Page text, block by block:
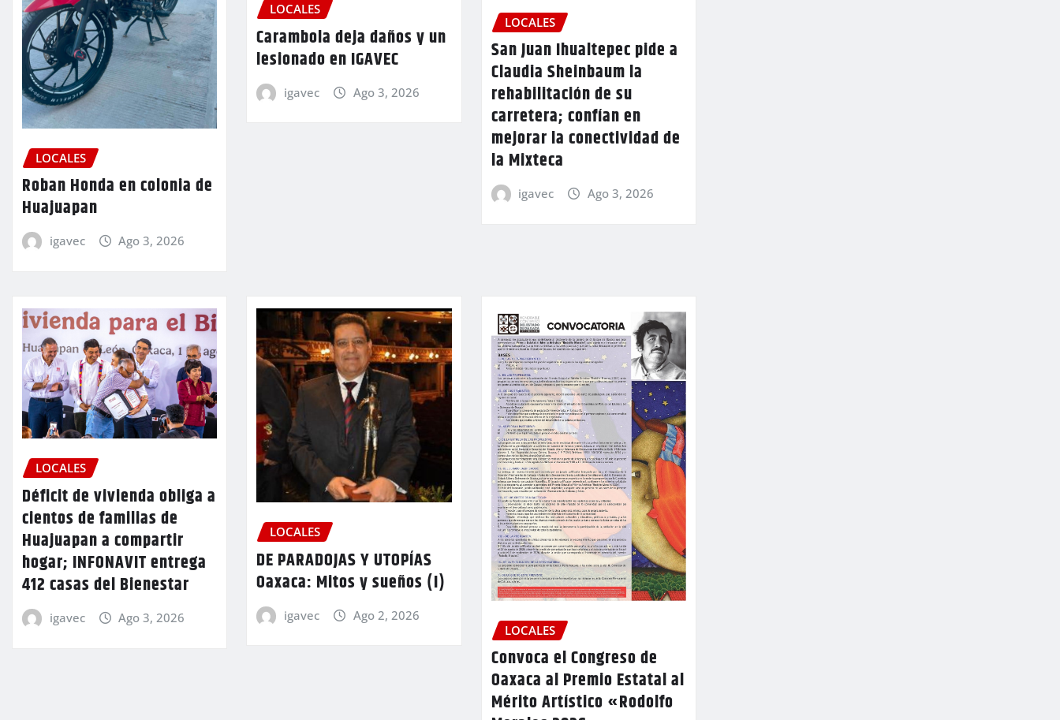
LOCALES
Roban Honda en colonia de
Huajuapan
igavec Ago 3, 2026
LOCALES
Carambola deja daños y un
lesionado en IGAVEC
igavec Ago 3, 2026
LOCALES
San Juan Ihualtepec pide a
Claudia Sheinbaum la
rehabilitación de su
carretera; confían en
mejorar la conectividad de
la Mixteca
igavec Ago 3, 2026
LOCALES
Déficit de vivienda obliga a
cientos de familias de
Huajuapan a compartir
hogar; INFONAVIT entrega
412 casas del Bienestar
igavec Ago 3, 2026
LOCALES
DE PARADOJAS Y UTOPÍAS
Oaxaca: Mitos y sueños (I)
igavec
Ago 2, 2026
LOCALES
Convoca el Congreso de
Oaxaca al Premio Estatal al
Mérito Artístico «Rodolfo